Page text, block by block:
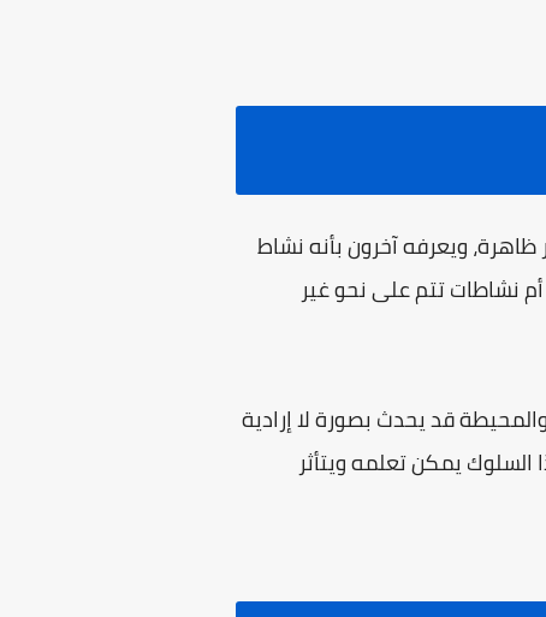
ويعرفه آخرون بأنه نشاط
نشاطات تتم على نحو غير
قد يحدث بصورة لا إرادية
يمكن تعلمه ويتأثر